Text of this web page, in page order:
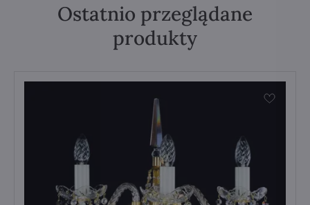
Ostatnio przeglądane
produkty